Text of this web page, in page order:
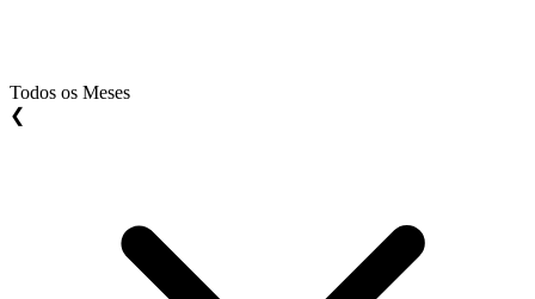
Todos os Meses
❮